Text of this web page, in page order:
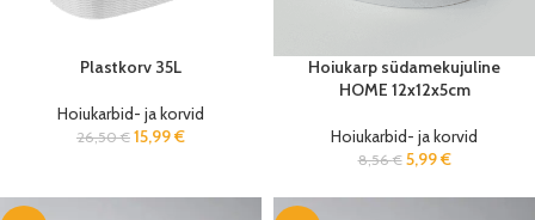
Plastkorv 35L
Hoiukarbid- ja korvid
26,50€ 15,99€
Hoiukarp südamekujuline
HOME 12x12x5cm
Hoiukarbid- ja korvid
8,56€ 5,99€